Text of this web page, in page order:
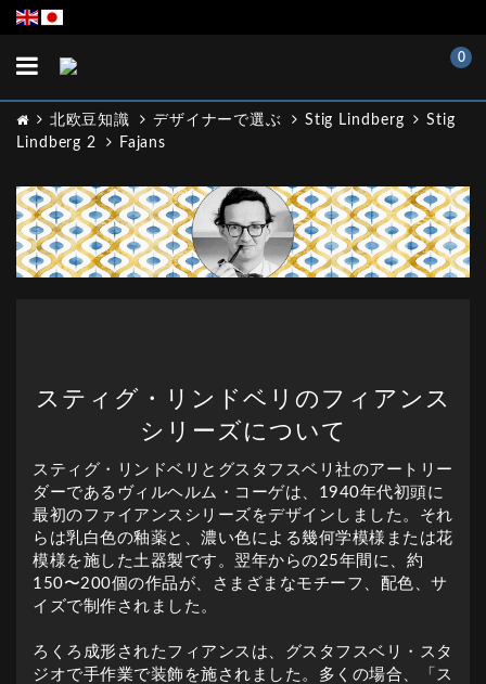
0
Toggle
北欧豆知識 デザイナーで選ぶ Stig Lindberg
Stig
Lindberg 2
Fajans
スティグ・リンドベリのフィアンス
シリーズについて
スティグ・リンドベリとグスタフスベリ社のアートリー
ダーであるヴィルヘルム・コーゲは、1940年代初頭に
最初のファイアンスシリーズをデザインしました。それ
らは乳白色の釉薬と、濃い色による幾何学模様または花
模様を施した土器製です。翌年からの25年間に、約
150〜200個の作品が、さまざまなモチーフ、配色、サ
イズで制作されました。
ろくろ成形されたフィアンスは、グスタフスベリ・スタ
ジオで手作業で装飾を施されました。多くの場合、「ス